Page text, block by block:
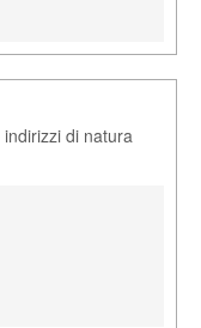
di natura